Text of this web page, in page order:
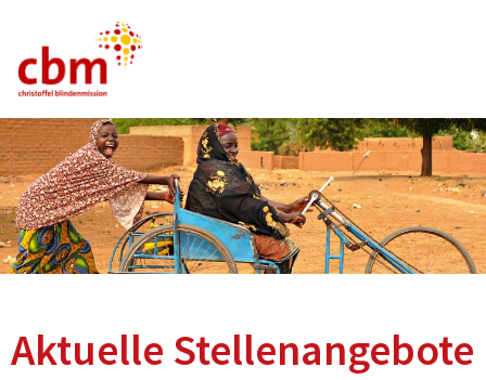
Deutsch Englisch Französisch
Stellenangebote
FAQ
Aktuelle Stellenangebote